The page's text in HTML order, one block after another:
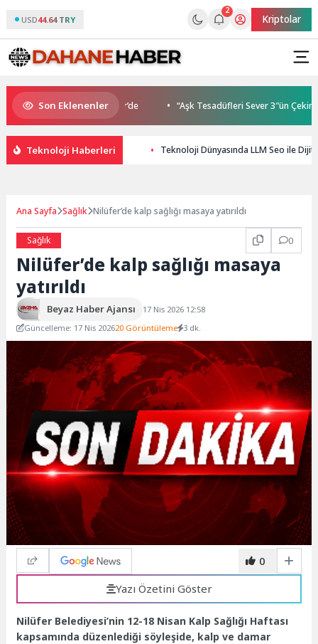
USD44.64 TRY
2
Kriptolar
Son Eklenenler
gençleri İzmir’de “Aşk Tesadüfleri Sever 3″ün Çekimleri
Teknoloji Haberleri Teknoloji Dünyasında LLM Seo ile
Ana Sayfa Sağlık Nilüfer’de kalp sağlığı masaya yatırıldı
Sağlık 0
Nilüfer’de kalp sağlığı masaya
yatırıldı
Beyaz Haber Ajansı
17 Nis 2026 12:58
Güncelleme: 17 Nis 202620 Görüntüleme 3 dk.
0
Yazı Özetini Göster
Nilüfer Belediyesi’nin 12-18 Nisan Kalp Sağlığı Haftası
kapsamında düzenlediği söyleşide, kalp ve damar